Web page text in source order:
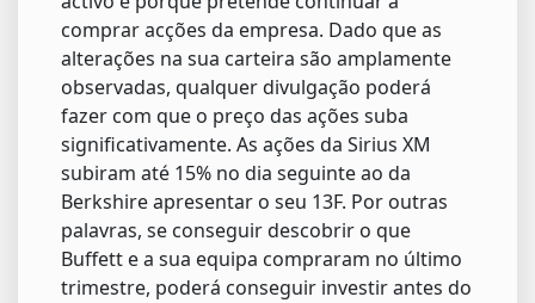
comprar acções da empresa. Dado que as
alterações na sua carteira são amplamente
observadas, qualquer divulgação poderá
fazer com que o preço das ações suba
significativamente. As ações da Sirius XM
subiram até 15% no dia seguinte ao da
Berkshire apresentar o seu 13F. Por outras
palavras, se conseguir descobrir o que
Buffett e a sua equipa compraram no último
trimestre, poderá conseguir investir antes do